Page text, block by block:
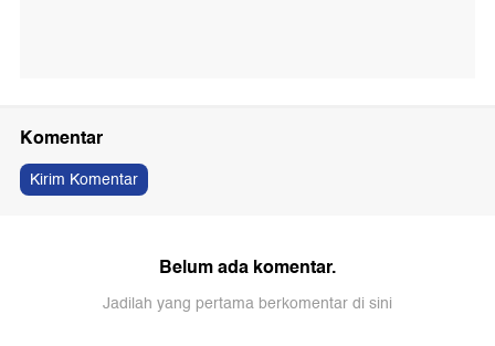
Komentar
Kirim Komentar
Belum ada komentar.
Jadilah yang pertama berkomentar di sini